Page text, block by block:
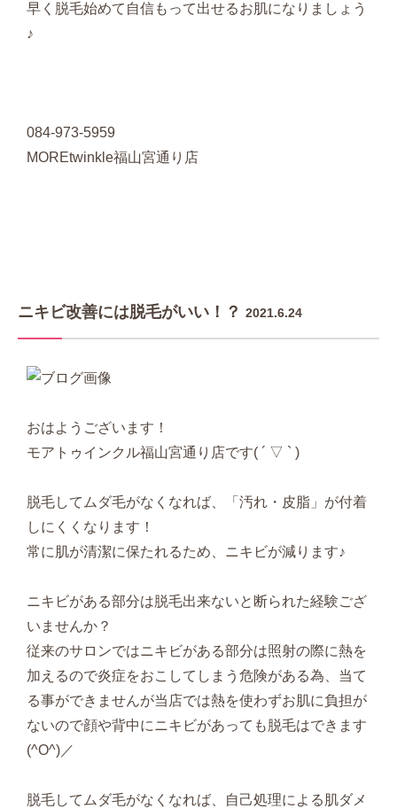
早く脱毛始めて自信もって出せるお肌になりましょう
♪
084-973-5959
MOREtwinkle福山宮通り店
ニキビ改善には脱毛がいい！？ 2021.6.24
おはようございます！
モアトゥインクル福山宮通り店です( ´ ▽ ` )
脱毛してムダ毛がなくなれば、「汚れ・皮脂」が付着
しにくくなります！
常に肌が清潔に保たれるため、ニキビが減ります♪
ニキビがある部分は脱毛出来ないと断られた経験ござ
いませんか？
従来のサロンではニキビがある部分は照射の際に熱を
加えるので炎症をおこしてしまう危険がある為、当て
る事ができませんが当店では熱を使わずお肌に負担が
ないので顔や背中にニキビがあっても脱毛はできます
(^O^)／
脱毛してムダ毛がなくなれば、自己処理による肌ダメ